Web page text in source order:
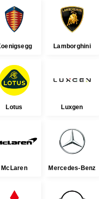
Lamborghini
Lotus Luxgen
McLaren Mercedes-Benz